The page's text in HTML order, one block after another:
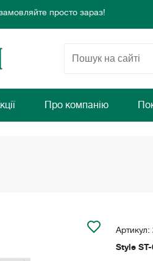
магазину дверей Бережа!
щодня для комфорту та
магазину дверей Бережа!
щодня для комфорту та
Про компанію
Style